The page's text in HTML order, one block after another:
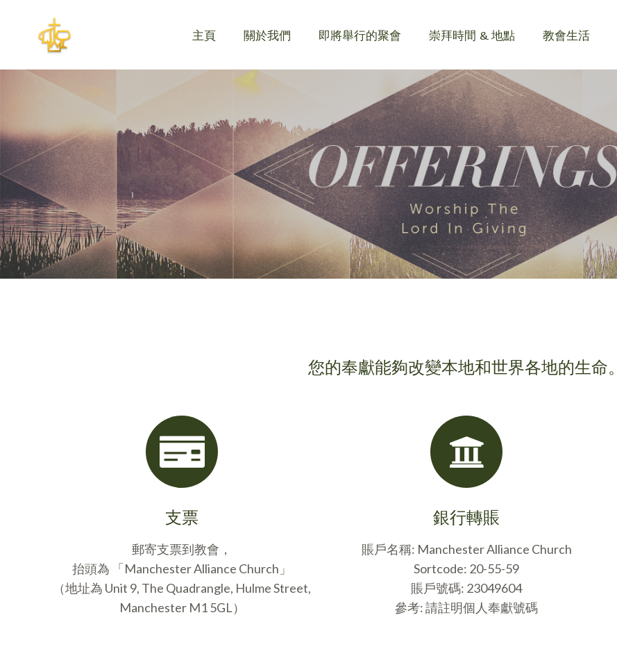
主頁 關於我們 即將舉行的聚會 崇拜時間 & 地點 教會生活
您的奉獻能夠改變本地和世界各地的生命。
支票
郵寄支票到教會，
抬頭為 「Manchester Alliance Church」
（地址為 Unit 9, The Quadrangle, Hulme Street,
Manchester M1 5GL）
銀行轉賬
賬戶名稱: Manchester Alliance Church
Sortcode: 20-55-59
賬戶號碼: 23049604
參考: 請註明個人奉獻號碼
主頁 關於我們 即將舉行的聚會 崇拜時間 & 地點 教會生活